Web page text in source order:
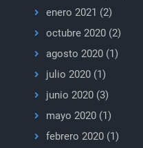
enero 2021 (2)
octubre 2020(2)
agosto 2020(1)
julio 2020(1)
junio 2020(3)
mayo 2020(1)
febrero 2020(1)